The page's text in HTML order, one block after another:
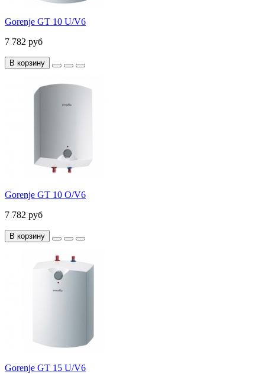
Gorenje GT 10 U/V6
7 782 руб
В корзину
Gorenje GT 10 O/V6
7 782 руб
В корзину
Gorenje GT 15 U/V6